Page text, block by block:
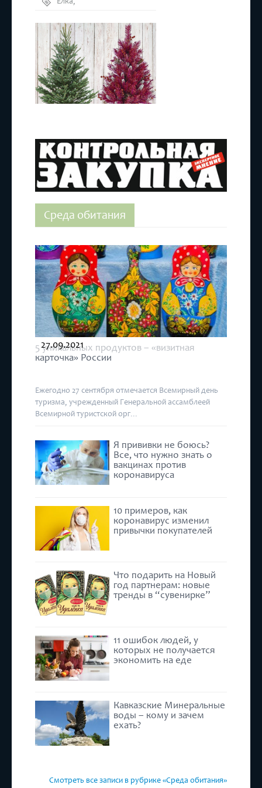
Среда обитания
5 уникальных продуктов – «визитная
карточка» России
27.09.2021
Ежегодно 27 сентября отмечается Всемирный день
туризма, учрежденный Генеральной ассамблеей
Всемирной туристской орг...
Я прививки не боюсь?
Все, что нужно знать о
вакцинах против
коронавируса
10 примеров, как
коронавирус изменил
привычки покупателей
Что подарить на Новый
год партнерам: новые
тренды в “сувенирке”
11 ошибок людей, у
которых не получается
экономить на еде
Кавказские Минеральные
воды – кому и зачем
ехать?
Смотреть все записи в рубрике «Среда обитания»